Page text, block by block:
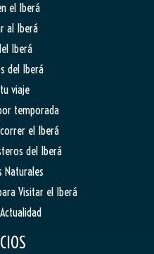
el Iberá
al Iberá
Iberá
del Iberá
viaje
temporada
el Iberá
del Iberá
Naturales
Visitar el Iberá